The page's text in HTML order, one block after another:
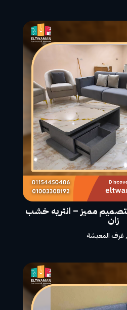
مودرن 2025 بتصميم مميز – انتريه خشب
زان
,غرف المعيشة